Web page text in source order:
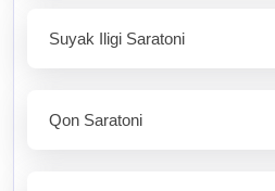
Suyak Iligi Saratoni
Qon Saratoni